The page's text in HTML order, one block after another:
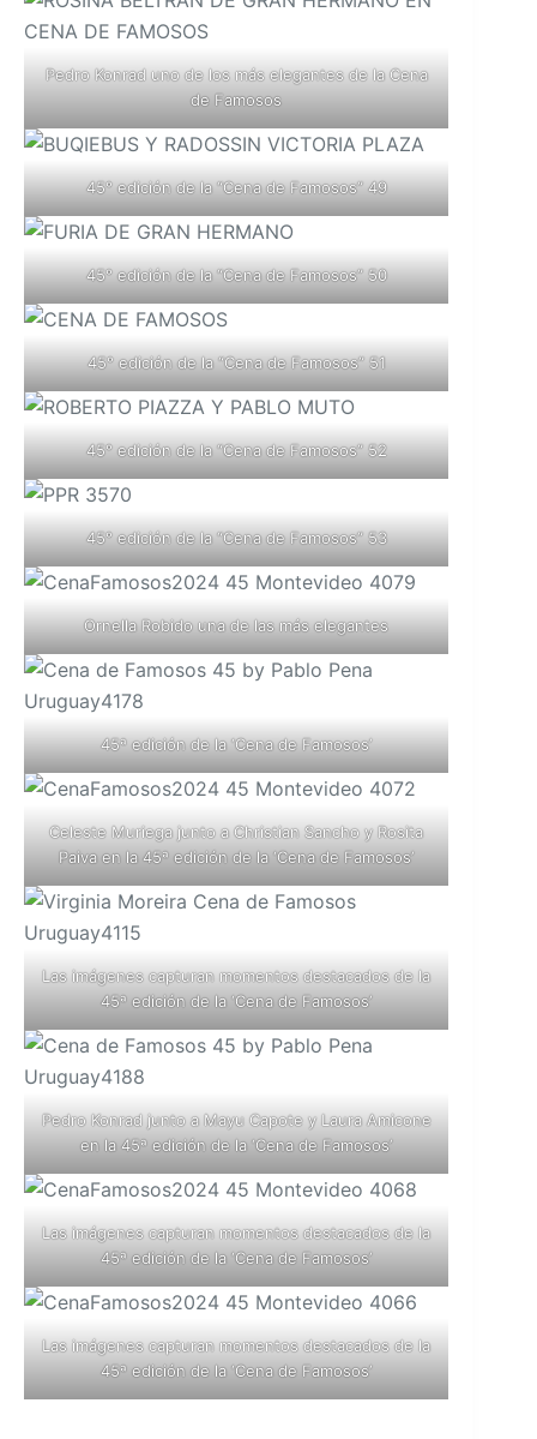
Pedro Konrad uno de los más elegantes de la Cena
de Famosos
45° edición de la “Cena de Famosos” 49
45° edición de la “Cena de Famosos” 50
45° edición de la “Cena de Famosos” 51
45° edición de la “Cena de Famosos” 52
45° edición de la “Cena de Famosos” 53
Ornella Robido una de las más elegantes
45ª edición de la ‘Cena de Famosos’
Celeste Muriega junto a Christian Sancho y Rosita
Paiva en la 45ª edición de la ‘Cena de Famosos’
Las imágenes capturan momentos destacados de la
45ª edición de la ‘Cena de Famosos’
Pedro Konrad junto a Mayu Capote y Laura Amicone
en la 45ª edición de la ‘Cena de Famosos’
Las imágenes capturan momentos destacados de la
45ª edición de la ‘Cena de Famosos’
Las imágenes capturan momentos destacados de la
45ª edición de la ‘Cena de Famosos’